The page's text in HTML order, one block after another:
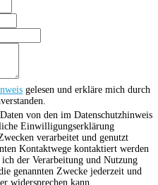
gelesen und erkläre mich durch
von den im Datenschutzhinweis
Einwilligungserklärung
verarbeitet und genutzt
Kontaktwege kontaktiert werden
der Verarbeitung und Nutzung
genannten Zwecke jederzeit und
widersprechen kann.